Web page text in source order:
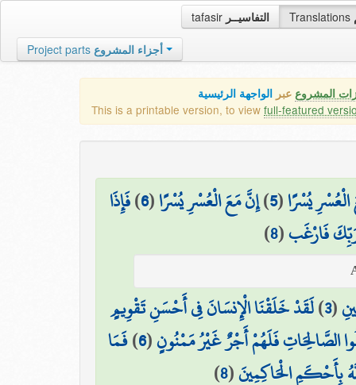
tafasir التفاسيــر Translations
Project parts أجزاء المشروع
المشروع عبر الواجهة الرئيسية
This is a printable version, to view full-featured
يُسْرًا(
5
)إِنَّ مَعَ الْعُسْرِ يُسْرًا(
6
)فَإِذَا
فَارْغَب(
8
)
(
3
)لَقَدْ خَلَقْنَا الْإِنسَانَ فِي أَحْسَنِ تَقْوِيمٍ
الصَّالِحَاتِ فَلَهُمْ أَجْرٌ غَيْرُ مَمْنُونٍ(
6
)فَمَا
بِأَحْكَمِ الْحَاكِمِينَ(
8
)